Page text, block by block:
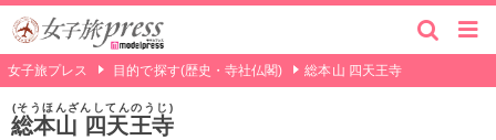
女子旅プレス 目的で探す(歴史・寺社仏閣) 総本山 四天王寺
総本山 四天王寺
そうほんざんしてんのうじ